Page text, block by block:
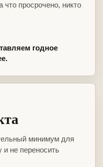
что просрочено, никто
годное
минимум для
и не переносить